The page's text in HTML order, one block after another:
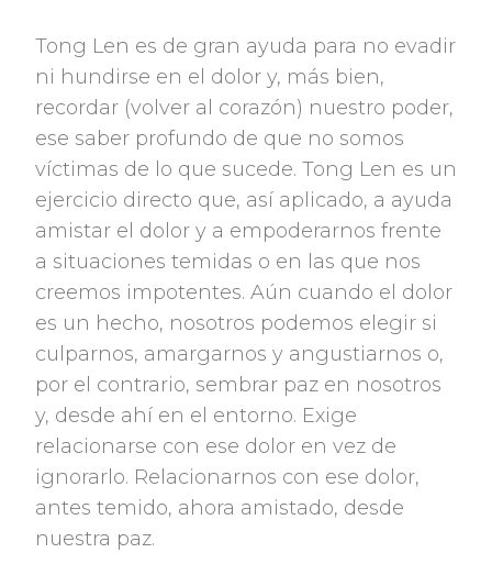
Tong Len es de gran ayuda para no evadir
ni hundirse en el dolor y, más bien,
recordar (volver al corazón) nuestro poder,
ese saber profundo de que no somos
víctimas de lo que sucede. Tong Len es un
ejercicio directo que, así aplicado, a ayuda
amistar el dolor y a empoderarnos frente
a situaciones temidas o en las que nos
creemos impotentes. Aún cuando el dolor
es un hecho, nosotros podemos elegir si
culparnos, amargarnos y angustiarnos o,
por el contrario, sembrar paz en nosotros
y, desde ahí en el entorno. Exige
relacionarse con ese dolor en vez de
ignorarlo. Relacionarnos con ese dolor,
antes temido, ahora amistado, desde
nuestra paz.